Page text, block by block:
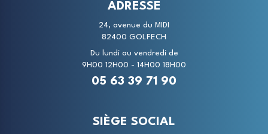
ADRESSE
24, avenue du MIDI
82400 GOLFECH
Du lundi au vendredi de
9H00 12H00 - 14H00 18H00
05 63 39 71 90
SIÈGE SOCIAL